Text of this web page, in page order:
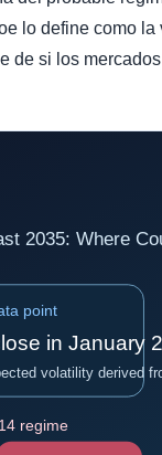
lo define como
de si los